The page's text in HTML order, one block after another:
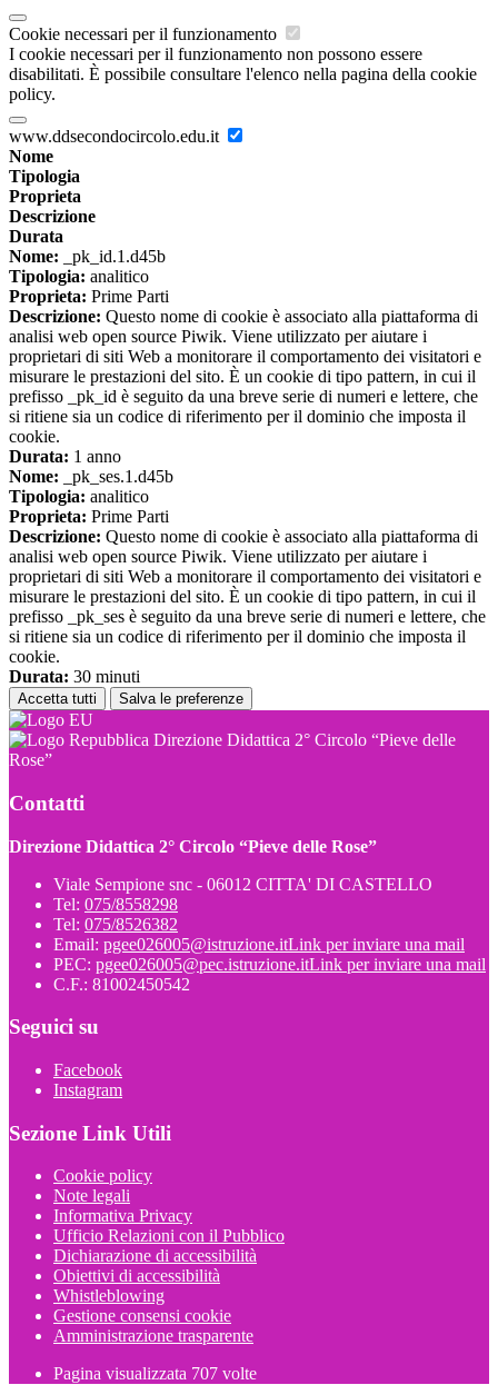
Cookie necessari per il funzionamento
I cookie necessari per il funzionamento non possono essere
disabilitati. È possibile consultare l'elenco nella pagina della cookie
policy.
www.ddsecondocircolo.edu.it
Nome
Tipologia
Proprieta
Descrizione
Durata
Nome: _pk_id.1.d45b
Tipologia: analitico
Proprieta: Prime Parti
Descrizione: Questo nome di cookie è associato alla piattaforma di
analisi web open source Piwik. Viene utilizzato per aiutare i
proprietari di siti Web a monitorare il comportamento dei visitatori e
misurare le prestazioni del sito. È un cookie di tipo pattern, in cui il
prefisso _pk_id è seguito da una breve serie di numeri e lettere, che
si ritiene sia un codice di riferimento per il dominio che imposta il
cookie.
Durata: 1 anno
Nome: _pk_ses.1.d45b
Tipologia: analitico
Proprieta: Prime Parti
Descrizione: Questo nome di cookie è associato alla piattaforma di
analisi web open source Piwik. Viene utilizzato per aiutare i
proprietari di siti Web a monitorare il comportamento dei visitatori e
misurare le prestazioni del sito. È un cookie di tipo pattern, in cui il
prefisso _pk_ses è seguito da una breve serie di numeri e lettere, che
si ritiene sia un codice di riferimento per il dominio che imposta il
cookie.
Durata: 30 minuti
Accetta tutti Salva le preferenze
Direzione Didattica 2° Circolo “Pieve delle
Rose”
Contatti
Direzione Didattica 2° Circolo “Pieve delle Rose”
Viale Sempione snc - 06012 CITTA' DI CASTELLO
Tel: 075/8558298
Tel: 075/8526382
Email: pgee026005@istruzione.itLink per inviare una mail
PEC: pgee026005@pec.istruzione.itLink per inviare una mail
C.F.: 81002450542
Seguici su
Facebook
Instagram
Sezione Link Utili
Cookie policy
Note legali
Informativa Privacy
Ufficio Relazioni con il Pubblico
Dichiarazione di accessibilità
Obiettivi di accessibilità
Whistleblowing
Gestione consensi cookie
Amministrazione trasparente
Pagina visualizzata 707 volte